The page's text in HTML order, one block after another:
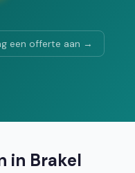
een offerte aan →
in Brakel